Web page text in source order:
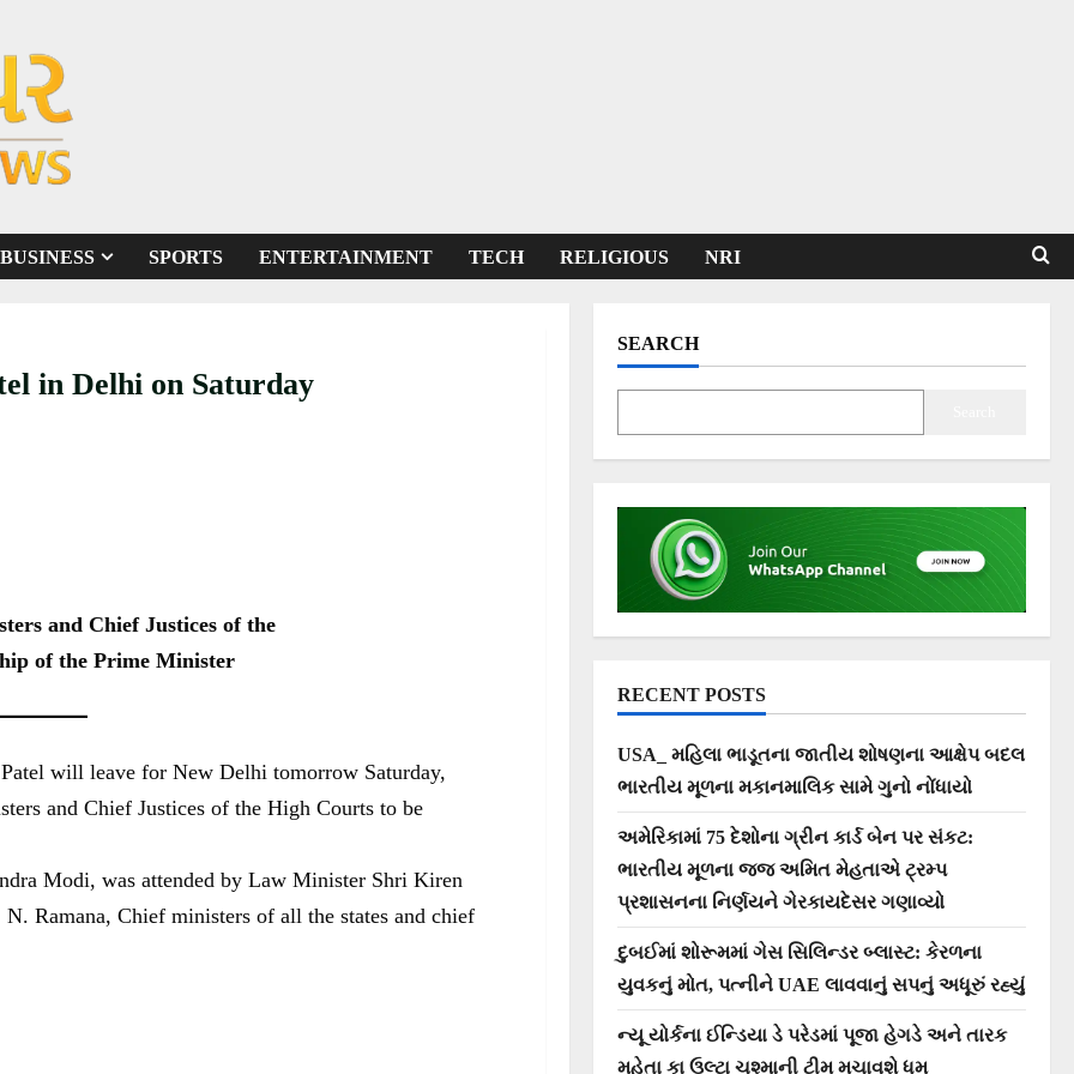
BUSINESS SPORTS ENTERTAINMENT TECH RELIGIOUS NRI
in Delhi on Saturday
and Chief Justices of the
of the Prime Minister
will leave for New Delhi tomorrow Saturday,
and Chief Justices of the High Courts to be
Modi, was attended by Law Minister Shri Kiren
Ramana, Chief ministers of all the states and chief
SEARCH
RECENT POSTS
USA_ મહિલા ભાડૂતના જાતીય શોષણના આક્ષેપ બદલ
ભારતીય મૂળના મકાનમાલિક સામે ગુનો નોંધાયો
અમેરિકામાં 75 દેશોના ગ્રીન કાર્ડ બેન પર સંકટ:
ભારતીય મૂળના જજ અમિત મેહતાએ ટ્રમ્પ
પ્રશાસનના નિર્ણયને ગેરકાયદેસર ગણાવ્યો
દુબઈમાં શોરૂમમાં ગેસ સિલિન્ડર બ્લાસ્ટ: કેરળના
યુવકનું મોત, પત્નીને UAE લાવવાનું સપનું અધૂરું રહ્યું
ન્યૂ યોર્કના ઈન્ડિયા ડે પરેડમાં પૂજા હેગડે અને તારક
મહેતા કા ઉલ્ટા ચશ્માની ટીમ મચાવશે ધૂમ